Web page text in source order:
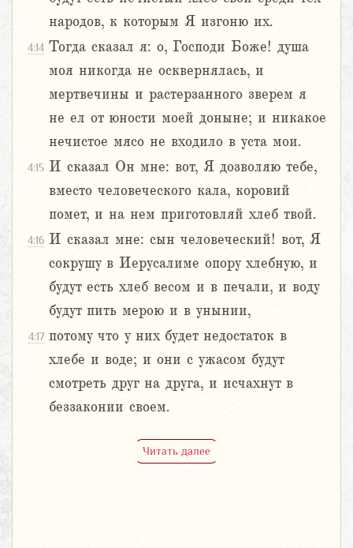
народов, к которым Я изгоню их.
4:14 Тогда сказал я: о, Господи Боже! душа
моя никогда не осквернялась, и
мертвечины и растерзанного зверем я
не ел от юности моей доныне; и никакое
нечистое мясо не входило в уста мои.
4:15 И сказал Он мне: вот, Я дозволяю тебе,
вместо человеческого кала, коровий
помет, и на нем приготовляй хлеб твой.
4:16 И сказал мне: сын человеческий! вот, Я
сокрушу в Иерусалиме опору хлебную, и
будут есть хлеб весом и в печали, и воду
будут пить мерою и в унынии,
4:17 потому что у них будет недостаток в
хлебе и воде; и они с ужасом будут
смотреть друг на друга, и исчахнут в
беззаконии своем.
Читать далее